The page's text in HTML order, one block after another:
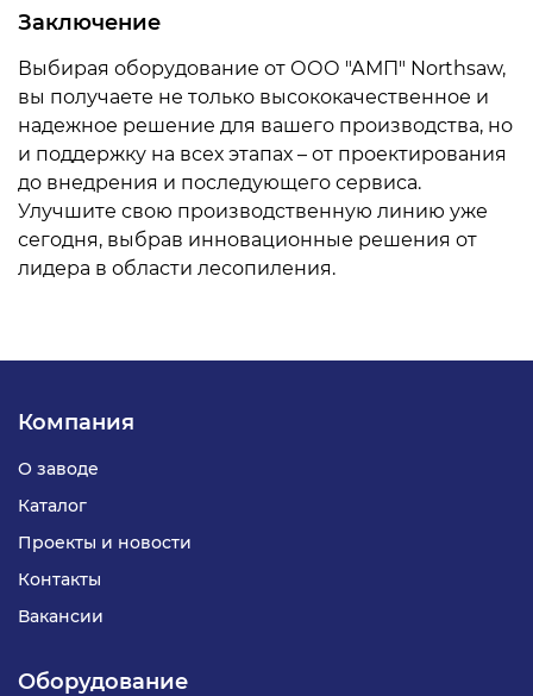
Заключение
Выбирая оборудование от ООО "АМП" Northsaw,
вы получаете не только высококачественное и
надежное решение для вашего производства, но
и поддержку на всех этапах – от проектирования
до внедрения и последующего сервиса.
Улучшите свою производственную линию уже
сегодня, выбрав инновационные решения от
лидера в области лесопиления.
Компания
О заводе
Каталог
Проекты и новости
Контакты
Вакансии
Оборудование